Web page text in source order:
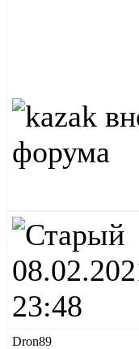
23:48
Dron89